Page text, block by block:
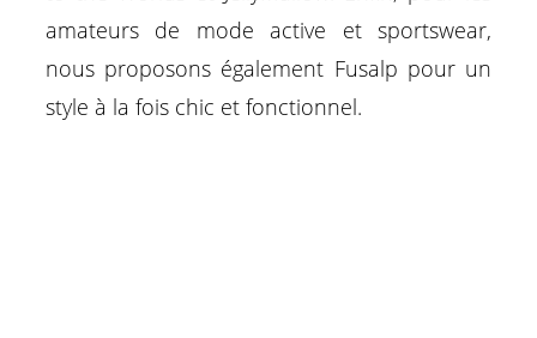
amateurs de mode active et sportswear,
nous proposons également Fusalp pour un
style à la fois chic et fonctionnel.